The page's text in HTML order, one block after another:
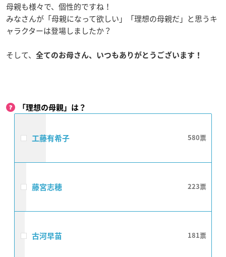
母親も様々で、個性的ですね！
みなさんが「母親になって欲しい」「理想の母親だ」と思うキ
ャラクターは登場しましたか？
そして、 全てのお母さん、 いつもありがとうございます！
「理想の母親」は？
工藤有希子 580
藤宮志穂 223
古河早苗 181